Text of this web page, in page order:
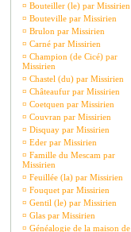
¤ Bouteiller (le) par Missirien
¤ Bouteville par Missirien
¤ Brulon par Missirien
¤ Carné par Missirien
¤ Champion (de Cicé) par
Missirien
¤ Chastel (du) par Missirien
¤ Châteaufur par Missirien
¤ Coetquen par Missirien
¤ Couvran par Missirien
¤ Disquay par Missirien
¤ Eder par Missirien
¤ Famille du Mescam par
Missirien
¤ Feuillée (la) par Missirien
¤ Fouquet par Missirien
¤ Gentil (le) par Missirien
¤ Glas par Missirien
¤ Généalogie de la maison de